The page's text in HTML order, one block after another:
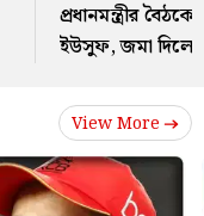
প্রধানমন্ত্রীর
ইউসুফ, জমা
View More